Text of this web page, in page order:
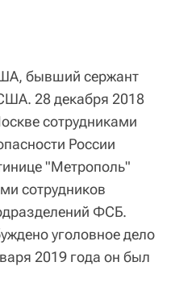
бывший сержант
28 декабря 2018
сотрудниками
России
"Метрополь"
сотрудников
ФСБ.
уголовное дело
2019 года он был